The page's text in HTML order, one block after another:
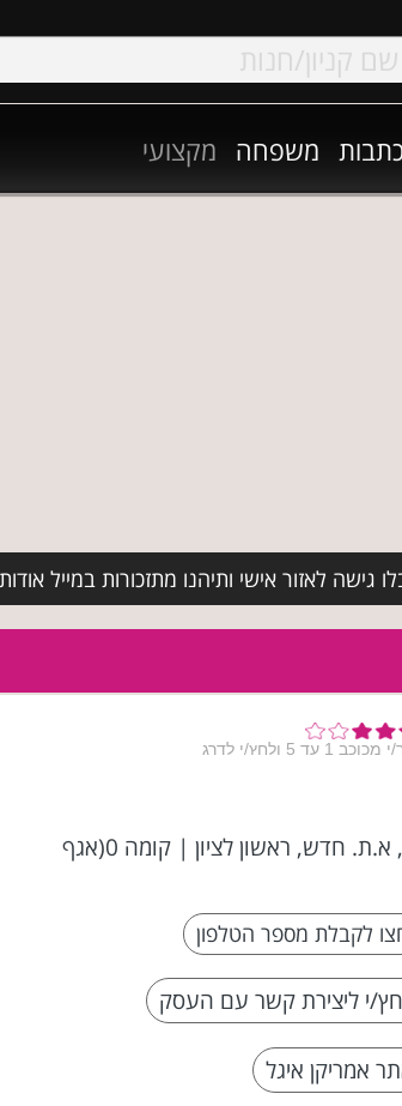
כתבות משפחה מקצועי
לאזור אישי ותיהנו מתזכורות במייל
|
קומה 0(אגף
י ליצירת קשר עם העסק
אמריקן איגל